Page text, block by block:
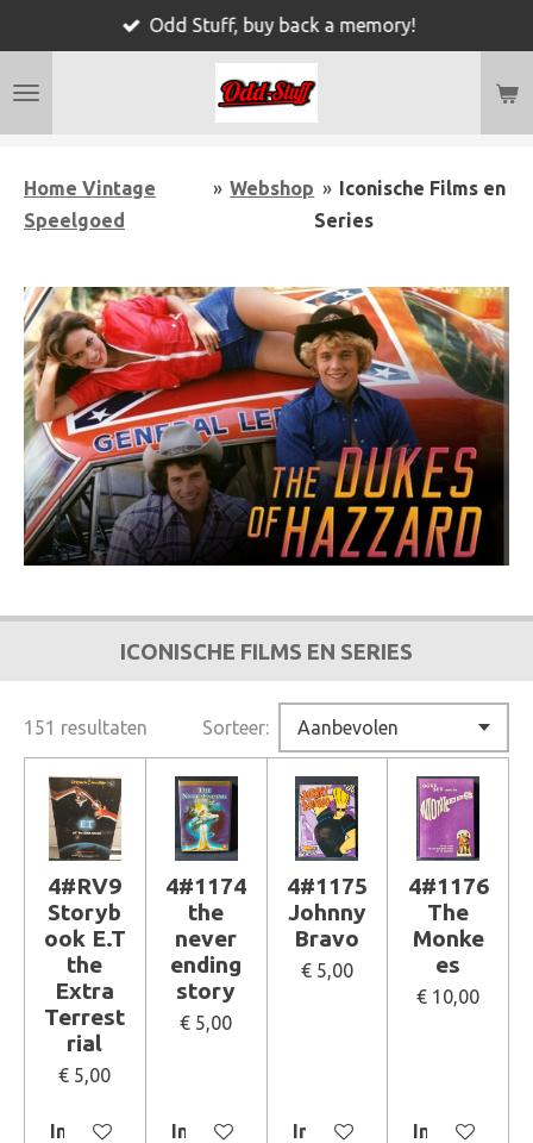
naar
Odd Stuff, buy back a memory!
Home Vintage
Speelgoed
» Webshop » Iconische Films en
Series
ICONISCHE FILMS EN SERIES
151 resultaten Sorteer:
4#RV9
Storyb
ook E.T
the
Extra
Terrest
rial
€ 5,00
In winkelwagen
4#1174
the
never
ending
story
€ 5,00
In winkelwagen
4#1175
Johnny
Bravo
€ 5,00
In winkelwagen
4#1176
The
Monke
es
€ 10,00
In